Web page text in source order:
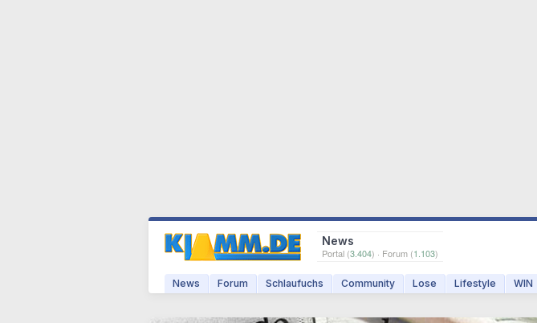
News
Portal (3.404) · Forum (1.103)
News Forum Schlaufuchs Community Lose Lifestyle WIN